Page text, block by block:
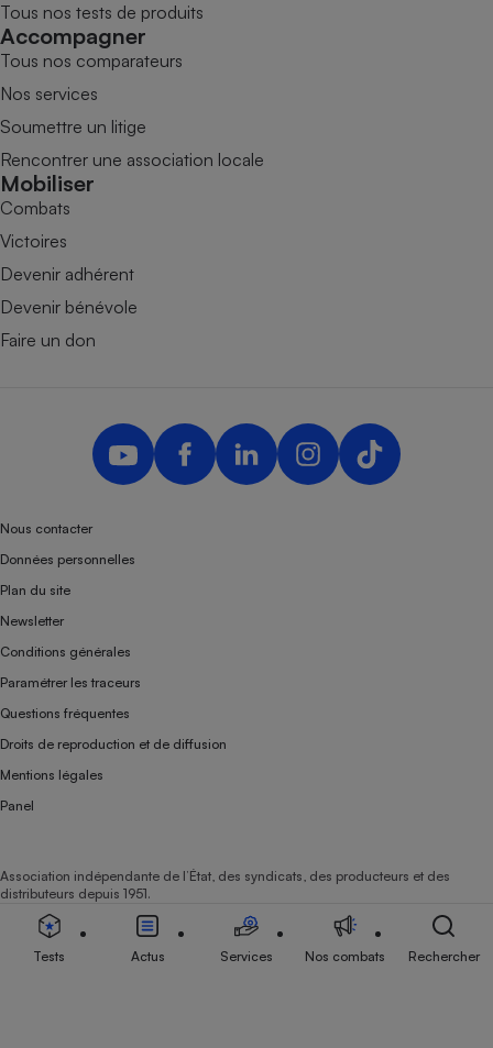
Tous nos tests de produits
Accompagner
Tous nos comparateurs
Nos services
Soumettre un litige
Rencontrer une association locale
Mobiliser
Combats
Victoires
Devenir adhérent
Devenir bénévole
Faire un don
Nous contacter
Données personnelles
Plan du site
Newsletter
Conditions générales
Paramétrer les traceurs
Questions fréquentes
Droits de reproduction et de diffusion
Mentions légales
Panel
Association indépendante de l’État, des syndicats, des producteurs et des
distributeurs depuis 1951.
Tests Actus Services Nos combats Rechercher